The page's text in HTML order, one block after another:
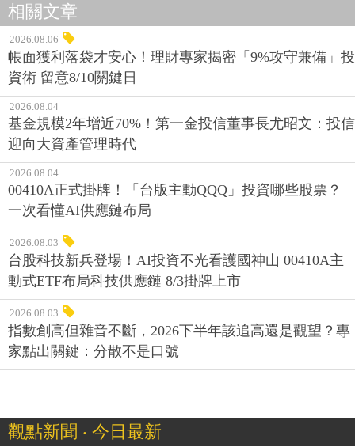
相關文章
2026.08.06
帳面獲利落袋才安心！理財專家揭密「9%攻守兼備」投
資術 留意8/10關鍵日
2026.08.04
基金規模2年增近70%！第一金投信董事長尤昭文：投信
迎向大資產管理時代
2026.08.04
00410A正式掛牌！「台版主動QQQ」投資哪些股票？
一次看懂AI供應鏈布局
2026.08.03
台股科技新兵登場！AI投資不光看護國神山 00410A主
動式ETF布局科技供應鏈 8/3掛牌上市
2026.08.03
指數創高但雜音不斷，2026下半年該追高還是觀望？專
家點出關鍵：分散不是口號
觀點新聞 ‧ 今日最新